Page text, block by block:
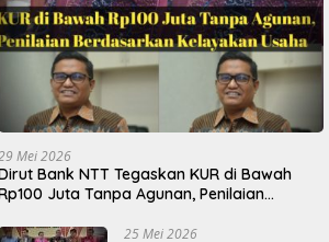
Mei 2026
Bank NTT Tegaskan KUR di Bawah
Juta Tanpa Agunan, Penilaian
25 Mei 2026